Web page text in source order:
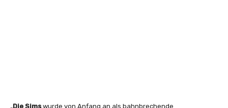
„Die Simswurde von Anfang an als bahnbrechende